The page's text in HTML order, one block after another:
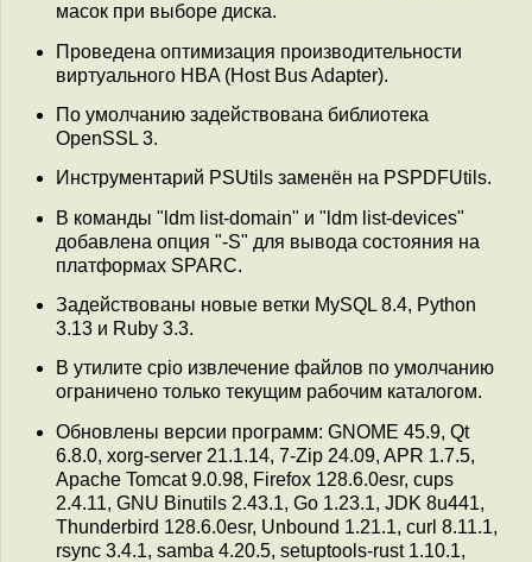
масок при выборе диска.
Проведена оптимизация производительности
виртуального HBA (Host Bus Adapter).
По умолчанию задействована библиотека
OpenSSL 3.
Инструментарий PSUtils заменён на PSPDFUtils.
В команды "ldm list-domain" и "ldm list-devices"
добавлена опция "-S" для вывода состояния на
платформах SPARC.
Задействованы новые ветки MySQL 8.4, Python
3.13 и Ruby 3.3.
В утилите cpio извлечение файлов по умолчанию
ограничено только текущим рабочим каталогом.
Обновлены версии программ: GNOME 45.9, Qt
6.8.0, xorg-server 21.1.14, 7-Zip 24.09, APR 1.7.5,
Apache Tomcat 9.0.98, Firefox 128.6.0esr, cups
2.4.11, GNU Binutils 2.43.1, Go 1.23.1, JDK 8u441,
Thunderbird 128.6.0esr, Unbound 1.21.1, curl 8.11.1,
rsync 3.4.1, samba 4.20.5, setuptools-rust 1.10.1,